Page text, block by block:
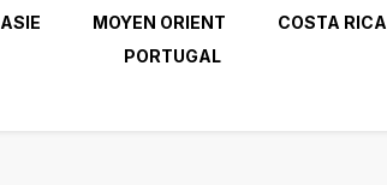
ASIE MOYEN ORIENT COSTA RICA
PORTUGAL